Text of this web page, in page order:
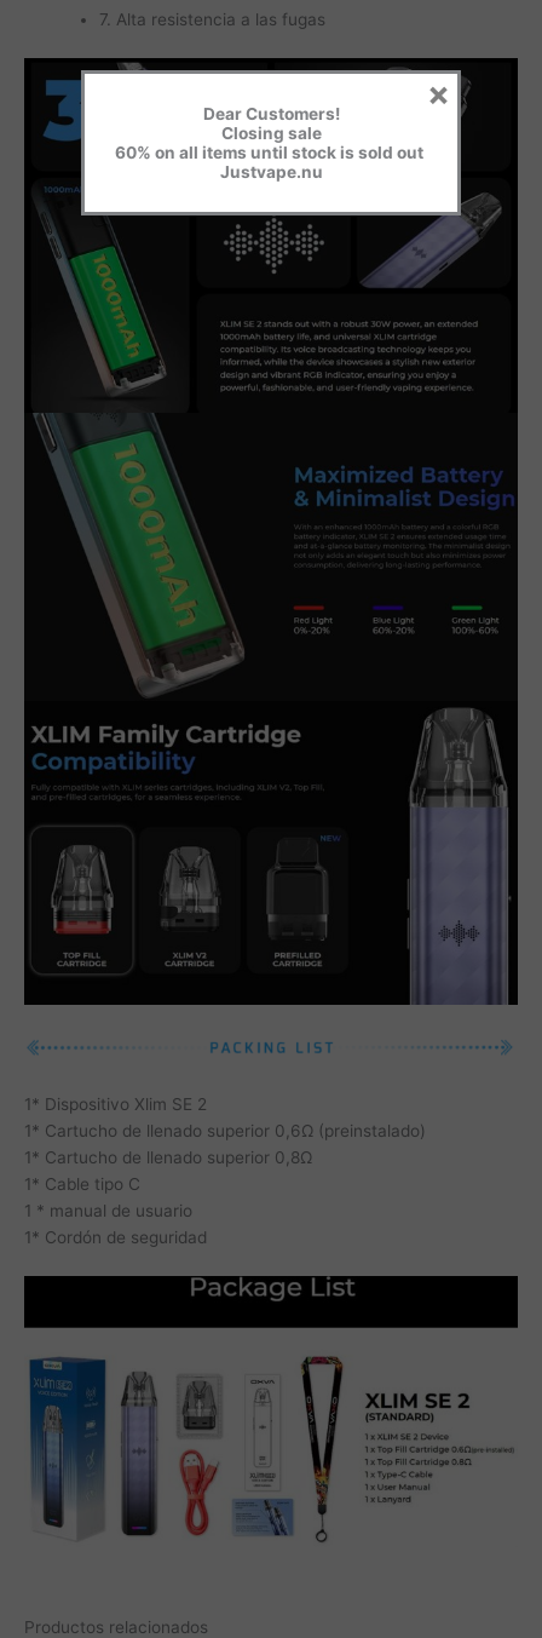
7. Alta resistencia a las fugas
1* Dispositivo Xlim SE 2
1* Cartucho de llenado superior 0,6Ω (preinstalado)
1* Cartucho de llenado superior 0,8Ω
1* Cable tipo C
1 * manual de usuario
1* Cordón de seguridad
Productos relacionados
Dear Customers!
Closing sale
60% on all items until stock is sold out
Justvape.nu
×